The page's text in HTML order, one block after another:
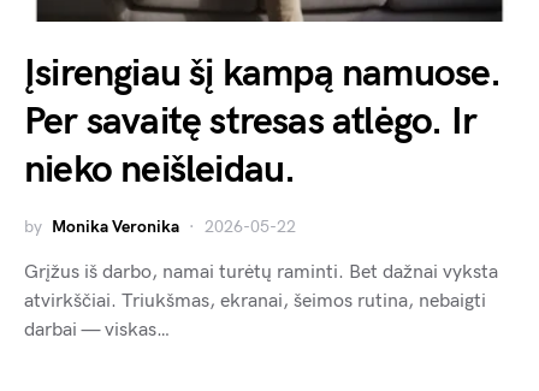
Įsirengiau šį kampą namuose.
Per savaitę stresas atlėgo. Ir
nieko neišleidau.
by Monika Veronika 2026-05-22
Grįžus iš darbo, namai turėtų raminti. Bet dažnai vyksta
atvirkščiai. Triukšmas, ekranai, šeimos rutina, nebaigti
darbai — viskas…